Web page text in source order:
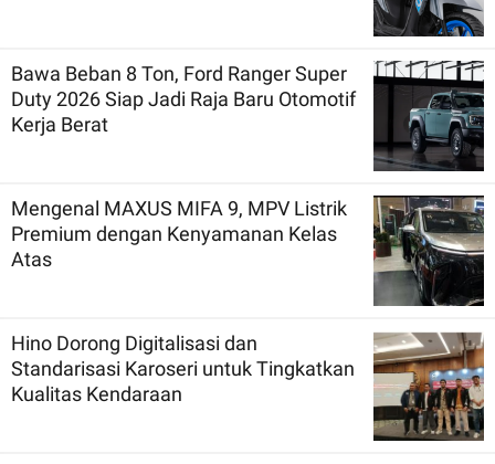
Bawa Beban 8 Ton, Ford Ranger Super
Duty 2026 Siap Jadi Raja Baru Otomotif
Kerja Berat
Mengenal MAXUS MIFA 9, MPV Listrik
Premium dengan Kenyamanan Kelas
Atas
Hino Dorong Digitalisasi dan
Standarisasi Karoseri untuk Tingkatkan
Kualitas Kendaraan